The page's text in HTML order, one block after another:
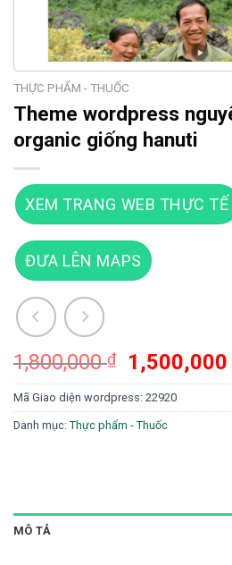
THỰC PHẨM - THUỐC
Theme wordpress
organic giống hanuti
XEM TRANG WEB THỰC TẾ
ĐƯA LÊN MAPS
1,800,000₫
Giá
gốc
là:
1,800,000
Mã Giao diện wordpress: 22920
Danh mục: Thực phẩm - Thuốc
MÔ TẢ